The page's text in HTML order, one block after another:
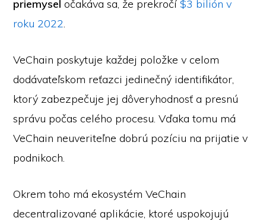
priemysel očakáva sa, že prekročí$3 bilión v
roku 2022.
VeChain poskytuje každej položke v celom
dodávateľskom reťazci jedinečný identifikátor,
ktorý zabezpečuje jej dôveryhodnosť a presnú
správu počas celého procesu. Vďaka tomu má
VeChain neuveriteľne dobrú pozíciu na prijatie v
podnikoch.
Okrem toho má ekosystém VeChain
decentralizované aplikácie, ktoré uspokojujú